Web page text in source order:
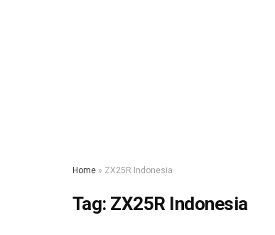
Home » ZX25R Indonesia
Tag: ZX25R Indonesia